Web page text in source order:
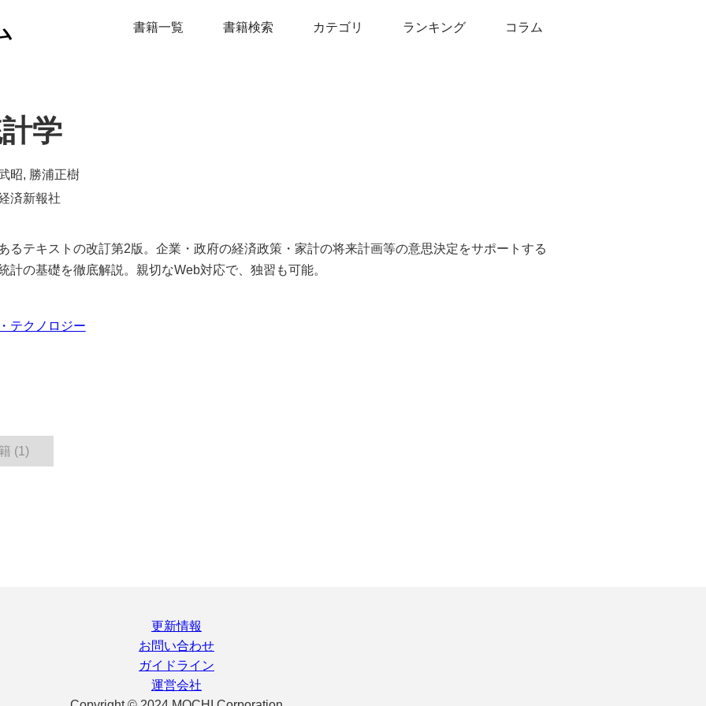
書籍一覧 書籍検索 カテゴリ ランキング コラム
学
昭, 勝浦正樹
済新報社
るテキストの改訂第2版。企業・政府の経済政策・家計の将来計画等の意思決定をサポートする
計の基礎を徹底解説。親切なWeb対応で、独習も可能。
テクノロジー
(1)
更新情報
お問い合わせ
ガイドライン
運営会社